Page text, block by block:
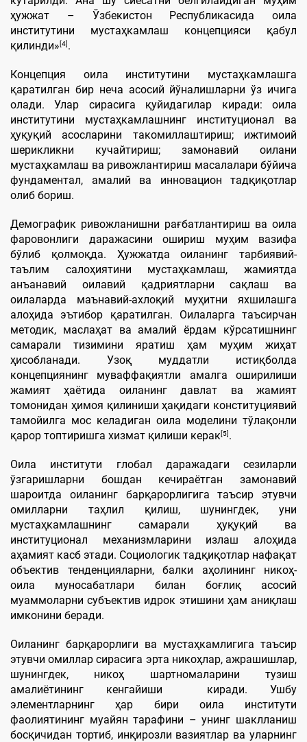
ҳужжат – Ўзбекистон Республикасида оила
институтини мустаҳкамлаш концепцияси қабул
қилинди»[4].
Концепция оила институтини мустаҳкамлашга
қаратилган бир неча асосий йўналишларни ўз ичига
олади. Улар сирасига қуйидагилар киради: оила
институтини мустаҳкамлашнинг институционал ва
ҳуқуқий асосларини такомиллаштириш; ижтимоий
шерикликни кучайтириш; замонавий оилани
мустаҳкамлаш ва ривожлантириш масалалари бўйича
фундаментал, амалий ва инновацион тадқиқотлар
олиб бориш.
Демографик ривожланишни рағбатлантириш ва оила
фаровонлиги даражасини ошириш муҳим вазифа
бўлиб қолмоқда. Ҳужжатда оиланинг тарбиявий-
таълим салоҳиятини мустаҳкамлаш, жамиятда
анъанавий оилавий қадриятларни сақлаш ва
оилаларда маънавий-ахлоқий муҳитни яхшилашга
алоҳида эътибор қаратилган. Оилаларга таъсирчан
методик, маслаҳат ва амалий ёрдам кўрсатишнинг
самарали тизимини яратиш ҳам муҳим жиҳат
ҳисобланади. Узоқ муддатли истиқболда
концепциянинг муваффақиятли амалга оширилиши
жамият ҳаётида оиланинг давлат ва жамият
томонидан ҳимоя қилиниши ҳақидаги конституциявий
тамойилга мос келадиган оила моделини тўлақонли
қарор топтиришга хизмат қилиши керак[5].
Оила институти глобал даражадаги сезиларли
ўзгаришларни бошдан кечираётган замонавий
шароитда оиланинг барқарорлигига таъсир этувчи
омилларни таҳлил қилиш, шунингдек, уни
мустаҳкамлашнинг самарали ҳуқуқий ва
институционал механизмларини излаш алоҳида
аҳамият касб этади. Социологик тадқиқотлар нафақат
объектив тенденцияларни, балки аҳолининг никоҳ-
оила муносабатлари билан боғлиқ асосий
муаммоларни субъектив идрок этишини ҳам аниқлаш
имконини беради.
Оиланинг барқарорлиги ва мустаҳкамлигига таъсир
этувчи омиллар сирасига эрта никоҳлар, ажрашишлар,
шунингдек, никоҳ шартномаларини тузиш
амалиётининг кенгайиши киради. Ушбу
элементларнинг ҳар бири оила институти
фаолиятининг муайян тарафини – унинг шаклланиш
босқичидан тортиб, инқирозли вазиятлар ва уларнинг